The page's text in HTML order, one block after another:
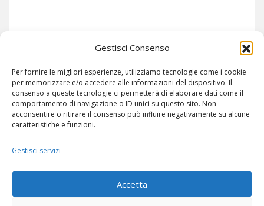
Gestisci Consenso
Per fornire le migliori esperienze, utilizziamo tecnologie come i cookie
per memorizzare e/o accedere alle informazioni del dispositivo. Il
consenso a queste tecnologie ci permetterà di elaborare dati come il
comportamento di navigazione o ID unici su questo sito. Non
acconsentire o ritirare il consenso può influire negativamente su alcune
caratteristiche e funzioni.
Gestisci servizi
Accetta
Siamo su TELEGRAM!
ARTICOLI-SITEMAP